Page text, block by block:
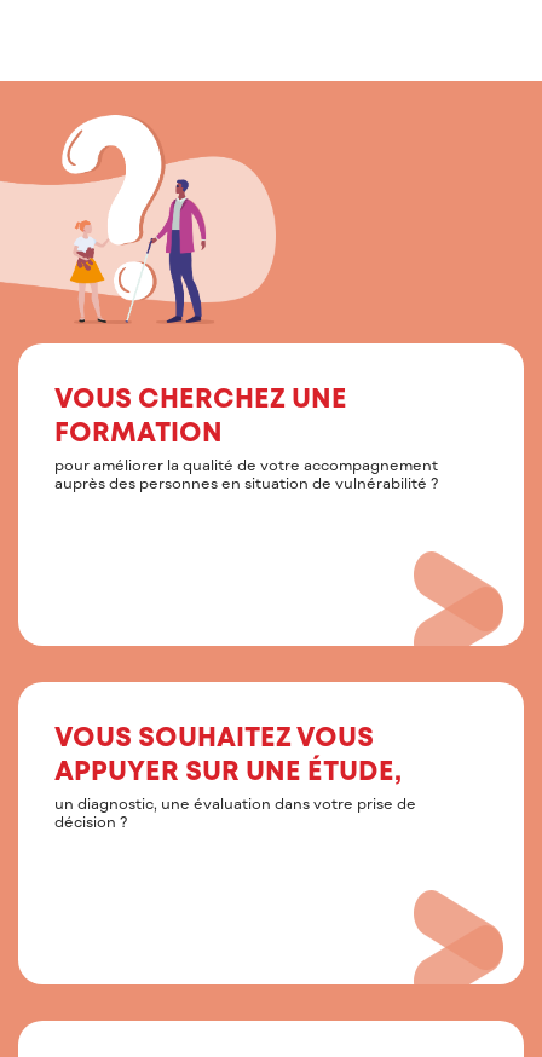
VOUS CHERCHEZ UNE
FORMATION
pour améliorer la qualité de votre accompagnement
auprès des personnes en situation de vulnérabilité ?
VOUS SOUHAITEZ VOUS
APPUYER SUR UNE ÉTUDE,
un diagnostic, une évaluation dans votre prise de
décision ?